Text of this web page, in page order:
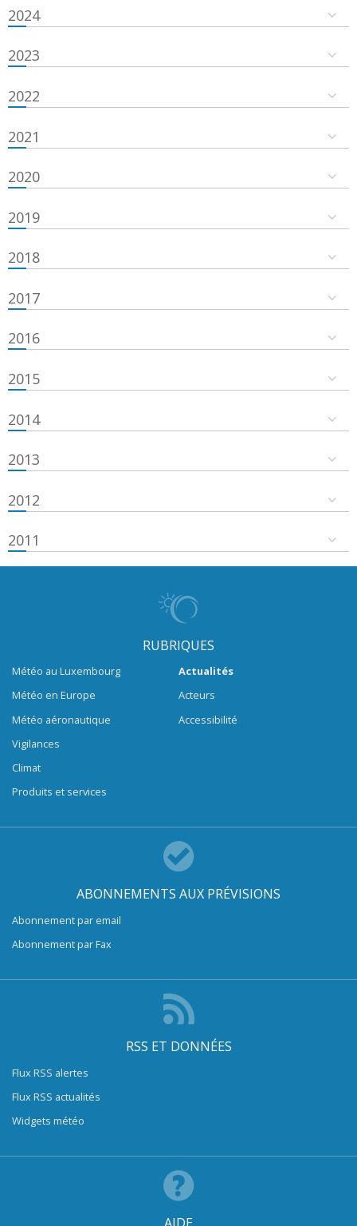
2024
2023
2022
2021
2020
2019
2018
2017
2016
2015
2014
2013
2012
2011
RUBRIQUES
Météo au Luxembourg
Météo en Europe
Météo aéronautique
Vigilances
Climat
Produits et services
Actualités
Acteurs
Accessibilité
ABONNEMENTS AUX PRÉVISIONS
Abonnement par email
Abonnement par Fax
RSS ET DONNÉES
Flux RSS alertes
Flux RSS actualités
Widgets météo